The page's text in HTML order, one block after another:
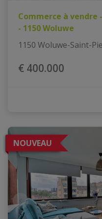
Commerce à vendre
- 1150 Woluwe
1150 Woluwe-Saint-
€ 400.000
NOUVEAU